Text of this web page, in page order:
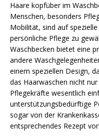
Haare kopfüber im
Menschen, besonders
Mobilität, sind auf
persönliche Pflege zu
Waschbecken bietet eine
andere
einem speziellen Design,
das Haarwaschen nicht
Pflegekräfte wesentlich
unterstützungsbedürftige
sogar von der
entsprechendes Rezept